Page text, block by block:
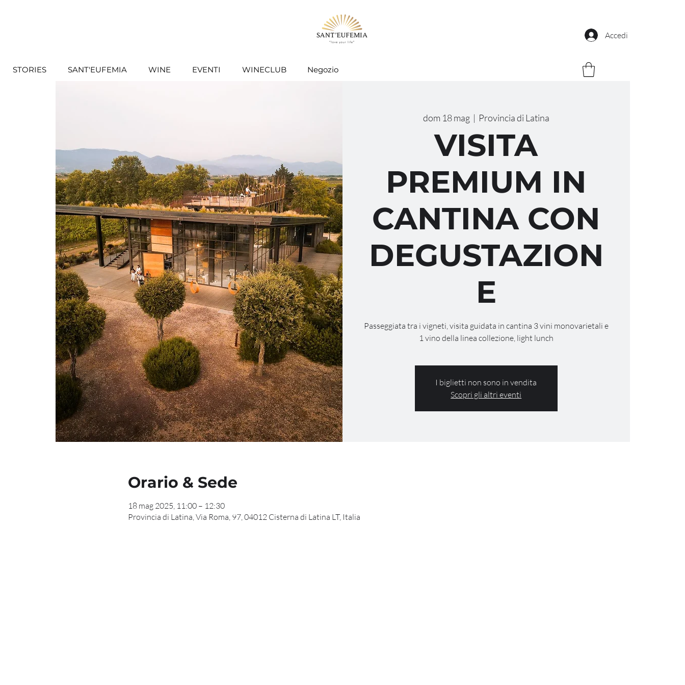
Accedi
STORIES SANT'EUFEMIA WINE EVENTI WINECLUB Negozio
dom 18 mag
  |
Provincia di Latina
VISITA
PREMIUM IN
CANTINA CON
DEGUSTAZION
E
Passeggiata tra i vigneti, visita guidata in cantina 3 vini monovarietali e
1 vino della linea collezione, light lunch
I biglietti non sono in vendita
Scopri gli altri eventi
Orario & Sede
18 mag 2025, 11:00 – 12:30
Provincia di Latina, Via Roma, 97, 04012 Cisterna di Latina LT, Italia